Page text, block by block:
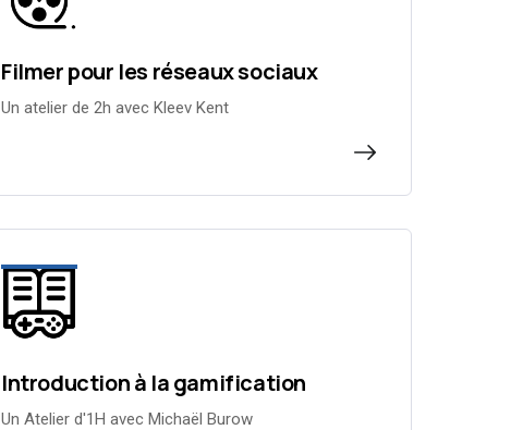
Filmer pour les réseaux sociaux
Un atelier de 2h avec Kleev Kent
Introduction à la gamification
Un Atelier d'1H avec Michaël Burow